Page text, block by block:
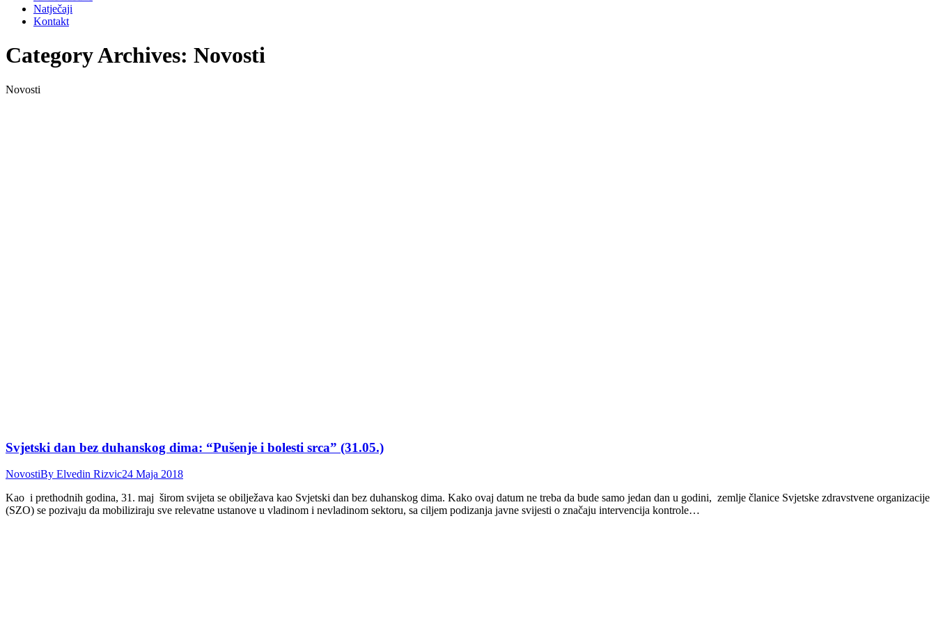
Natječaji
Kontakt
Category Archives: Novosti
Novosti
Svjetski dan bez duhanskog dima: “Pušenje i bolesti srca” (31.05.)
NovostiBy Elvedin Rizvic24 Maja 2018
Kao i prethodnih godina, 31. maj širom svijeta se obilježava kao Svjetski dan bez duhanskog dima. Kako ovaj datum ne treba da bude samo jedan dan u godini, zemlje članice Svjetske zdravstvene organizacije
(SZO) se pozivaju da mobiliziraju sve relevatne ustanove u vladinom i nevladinom sektoru, sa ciljem podizanja javne svijesti o značaju intervencija kontrole…